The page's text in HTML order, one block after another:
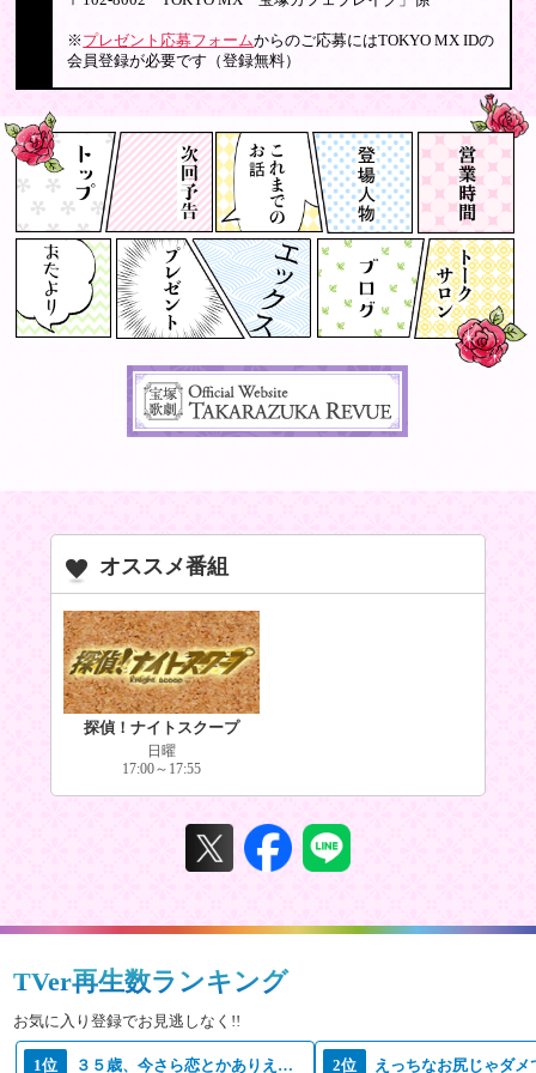
※ プレゼント応募フォームからのご応募にはTOKYO MX IDの
会員登録が必要です（登録無料）
オススメ番組
探偵！ナイトスクープ
日曜
17:00～17:55
TVer再生数ランキング
お気に入り登録でお見逃しなく!!
1位 ３５歳、今さら恋とかありえない 2位 えっちなお尻じゃダメ